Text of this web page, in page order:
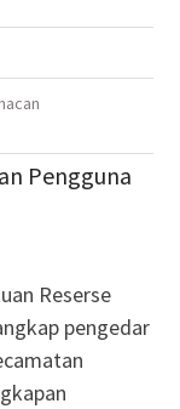
Pengguna
Reserse
pengedar